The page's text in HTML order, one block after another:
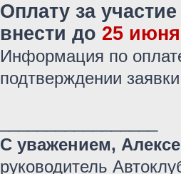
Оплату за
внести до 25 июня
Информация по
подтверждении
С уважением,
руководитель